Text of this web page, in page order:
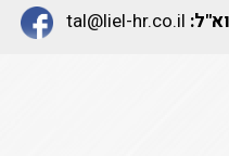
tal@liel-hr.co.il